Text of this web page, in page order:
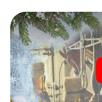
Hinweise richtig zu
stets einen Schritt
Der
Zwischenstopp
Stellen Sie ein
Familienmitgliedern
gemeinsam auf eine